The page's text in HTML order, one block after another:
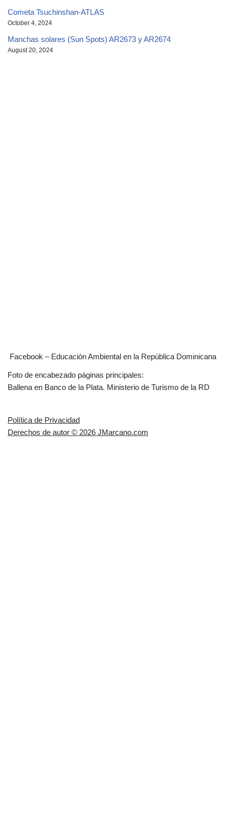
Cometa Tsuchinshan-ATLAS
October 4, 2024
Manchas solares (Sun Spots) AR2673 y AR2674
August 20, 2024
Facebook – Educación Ambiental en la República Dominicana
Foto de encabezado páginas principales:
Ballena en Banco de la Plata. Ministerio de Turismo de la RD
Política de Privacidad
Derechos de autor © 2026 JMarcano.com